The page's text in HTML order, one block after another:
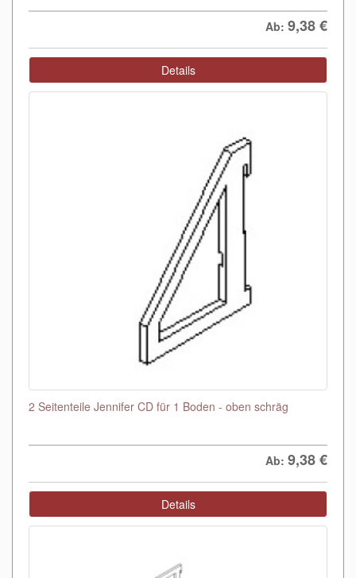
Ab: 9,38€
Details
2 Seitenteile Jennifer CD für 1 Boden - oben schräg
Ab: 9,38€
Details